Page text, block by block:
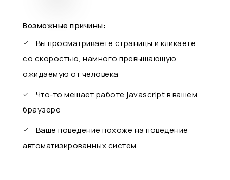
Возможные причины:
Вы просматриваете страницы и кликаете
со скоростью, намного превышающую
ожидаемую от человека
Что-то мешает работе javascript в вашем
браузере
Ваше поведение похоже на поведение
автоматизированных систем